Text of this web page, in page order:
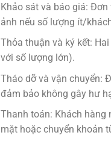
Khảo sát và báo giá:
ảnh nếu số lượng ít/
Thỏa thuận và ký kết:
với số lượng lớn).
Tháo dỡ và vận chuyển:
đảm bảo không gây hư
Thanh toán: Khách hàng
mặt hoặc chuyển khoản